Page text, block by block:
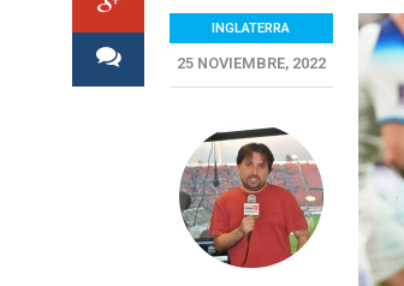
INGLATERRA
25 NOVIEMBRE, 2022